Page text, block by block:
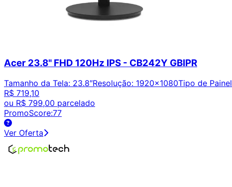
Acer 23.8" FHD 120Hz IPS - CB242Y GBIPR
Tamanho da Tela: 23.8″Resolução: 1920x1080Tipo de Painel
R$ 719,10
ou R$ 799,00 parcelado
PromoScore:77
Ver Oferta